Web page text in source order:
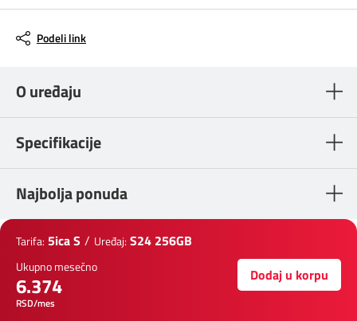
Podeli link
O uređaju
Specifikacije
Najbolja ponuda
Tarifa: 5ica S / Uređaj: S24 256GB
Ukupno mesečno
6.374
RSD/mes
Dodaj u korpu